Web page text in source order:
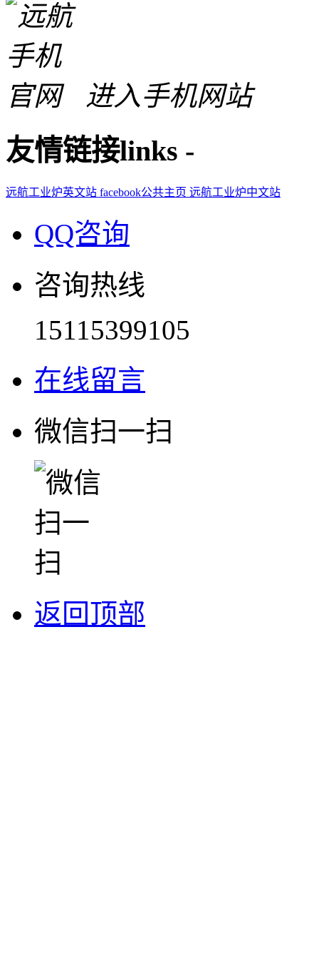
进入手机网站
友情链接links -
远航工业炉英文站 facebook公共主页 远航工业炉中文站
QQ咨询
咨询热线
15115399105
在线留言
微信扫一扫
返回顶部